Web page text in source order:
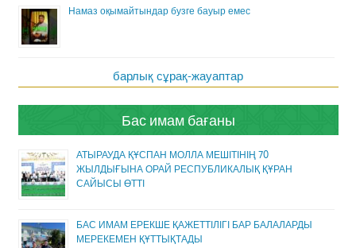
Намаз оқымайтындар бузге бауыр емес
барлық сұрақ-жауаптар
Бас имам бағаны
АТЫРАУДА ҚҰСПАН МОЛЛА МЕШІТІНІҢ 70
ЖЫЛДЫҒЫНА ОРАЙ РЕСПУБЛИКАЛЫҚ ҚҰРАН
САЙЫСЫ ӨТТІ
БАС ИМАМ ЕРЕКШЕ ҚАЖЕТТІЛІГІ БАР БАЛАЛАРДЫ
МЕРЕКЕМЕН ҚҰТТЫҚТАДЫ